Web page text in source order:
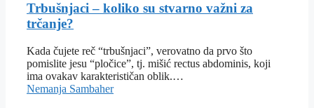
Trbušnjaci – koliko su stvarno važni za
trčanje?
Kada čujete reč “trbušnjaci”, verovatno da prvo što
pomislite jesu “pločice”, tj. mišić rectus abdominis, koji
ima ovakav karakterističan oblik.…
Nemanja Sambaher